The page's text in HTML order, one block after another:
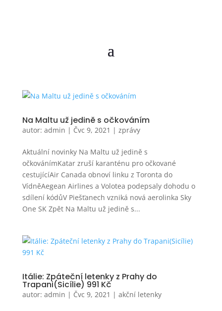
Na Maltu už jedině s očkováním
autor: admin | Čvc 9, 2021 | zprávy
Aktuální novinky Na Maltu už jedině s
očkovánímKatar zruší karanténu pro očkované
cestujícíAir Canada obnoví linku z Toronta do
VídněAegean Airlines a Volotea podepsaly dohodu o
sdílení kódůV Piešťanech vzniká nová aerolinka Sky
One SK Zpět Na Maltu už jedině s...
Itálie: Zpáteční letenky z Prahy do
Trapani(Sicílie) 991 Kč
autor: admin | Čvc 9, 2021 | akční letenky